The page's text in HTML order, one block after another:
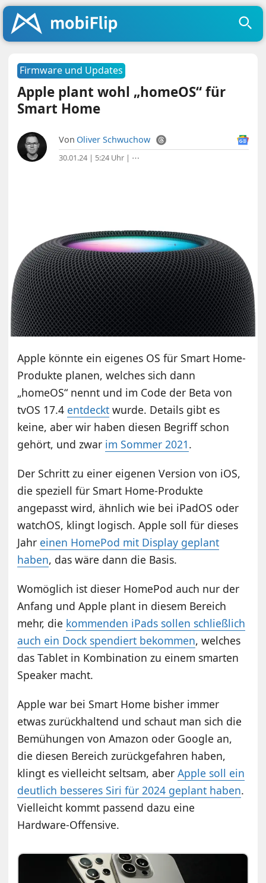
Firmware und Updates
Apple plant wohl „homeOS“ für
Smart Home
Von Oliver Schwuchow
30.01.24 | 5:24 Uhr | ⋯
Apple könnte ein eigenes OS für Smart Home-
Produkte planen, welches sich dann
„homeOS“ nennt und im Code der Beta von
tvOS 17.4 entdeckt wurde. Details gibt es
keine, aber wir haben diesen Begriff schon
gehört, und zwar im Sommer 2021.
Der Schritt zu einer eigenen Version von iOS,
die speziell für Smart Home-Produkte
angepasst wird, ähnlich wie bei iPadOS oder
watchOS, klingt logisch. Apple soll für dieses
Jahr einen HomePod mit Display geplant
haben, das wäre dann die Basis.
Womöglich ist dieser HomePod auch nur der
Anfang und Apple plant in diesem Bereich
mehr, die kommenden iPads sollen schließlich
auch ein Dock spendiert bekommen, welches
das Tablet in Kombination zu einem smarten
Speaker macht.
Apple war bei Smart Home bisher immer
etwas zurückhaltend und schaut man sich die
Bemühungen von Amazon oder Google an,
die diesen Bereich zurückgefahren haben,
klingt es vielleicht seltsam, aberApple soll ein
deutlich besseres Siri für 2024 geplant haben.
Vielleicht kommt passend dazu eine
Hardware-Offensive.